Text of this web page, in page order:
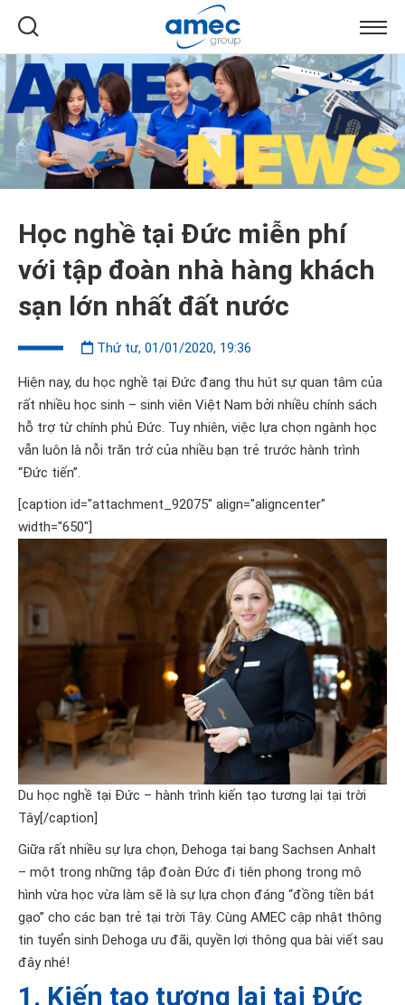
Học nghề tại Đức miễn phí
với tập đoàn nhà hàng khách
sạn lớn nhất đất nước
Thứ tư, 01/01/2020, 19:36
Hiện nay, du học nghề tại Đức đang thu hút sự quan tâm của
rất nhiều học sinh – sinh viên Việt Nam bởi nhiều chính sách
hỗ trợ từ chính phủ Đức. Tuy nhiên, việc lựa chọn ngành học
vẫn luôn là nỗi trăn trở của nhiều bạn trẻ trước hành trình
“Đức tiến”.
[caption id="attachment_92075" align="aligncenter"
width="650"]
Du học nghề tại Đức – hành trình kiến tạo tương lại tại trời
Tây[/caption]
Giữa rất nhiều sự lựa chọn, Dehoga tại bang Sachsen Anhalt
– một trong những tập đoàn Đức đi tiên phong trong mô
hình vừa học vừa làm sẽ là sự lựa chọn đáng “đồng tiền bát
gạo” cho các bạn trẻ tại trời Tây. Cùng AMEC cập nhật thông
tin tuyển sinh Dehoga ưu đãi, quyền lợi thông qua bài viết sau
đây nhé!
1. Kiến tạo tương lai tại Đức